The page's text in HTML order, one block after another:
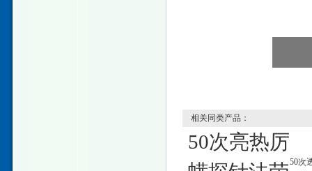
相关同类产品：
50次亮热厉
50次